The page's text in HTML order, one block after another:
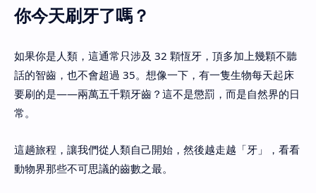
你今天刷牙了嗎？
如果你是人類，這通常只涉及 32 顆恆牙，頂多加上幾顆不聽
話的智齒，也不會超過 35。想像一下，有一隻生物每天起床
要刷的是——兩萬五千顆牙齒？這不是懲罰，而是自然界的日
常。
這趟旅程，讓我們從人類自己開始，然後越走越「牙」，看看
動物界那些不可思議的齒數之最。